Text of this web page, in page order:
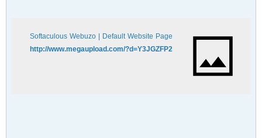
Softaculous Webuzo | Default Website Page
http://www.megaupload.com/?d=Y3JGZFP2